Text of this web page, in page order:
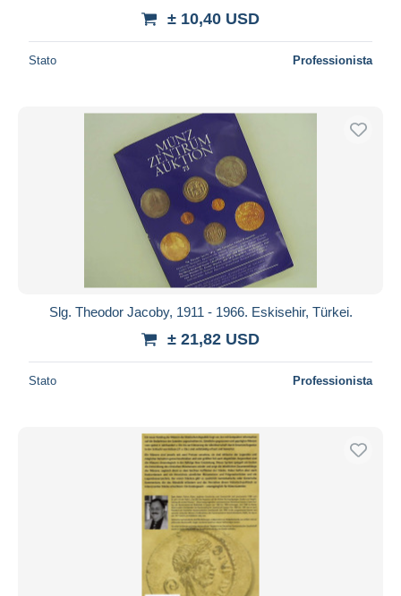
± 10,40 USD
Stato Professionista
Slg. Theodor Jacoby, 1911 - 1966. Eskisehir, Türkei.
± 21,82 USD
Stato Professionista